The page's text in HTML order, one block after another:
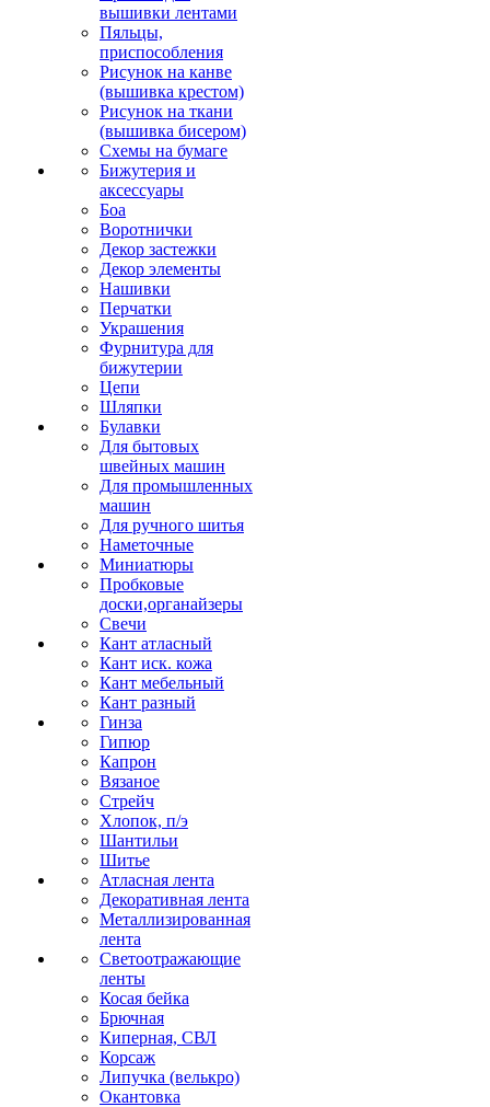
вышивки лентами
Пяльцы,
приспособления
Рисунок на канве
(вышивка крестом)
Рисунок на ткани
(вышивка бисером)
Схемы на бумаге
Бижутерия и
аксессуары
Боа
Воротнички
Декор застежки
Декор элементы
Нашивки
Перчатки
Украшения
Фурнитура для
бижутерии
Цепи
Шляпки
Булавки
Для бытовых
швейных машин
Для промышленных
машин
Для ручного шитья
Наметочные
Миниатюры
Пробковые
доски,органайзеры
Свечи
Кант атласный
Кант иск. кожа
Кант мебельный
Кант разный
Гинза
Гипюр
Капрон
Вязаное
Стрейч
Хлопок, п/э
Шантильи
Шитье
Атласная лента
Декоративная лента
Металлизированная
лента
Светоотражающие
ленты
Косая бейка
Брючная
Киперная, СВЛ
Корсаж
Липучка (велькро)
Окантовка